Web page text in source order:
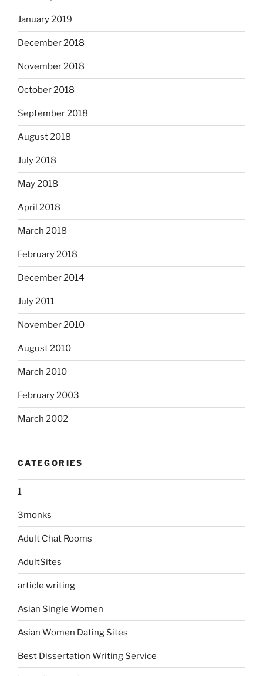
January 2019
December 2018
November 2018
October 2018
September 2018
August 2018
July 2018
May 2018
April 2018
March 2018
February 2018
December 2014
July 2011
November 2010
August 2010
March 2010
February 2003
March 2002
CATEGORIES
1
3monks
Adult Chat Rooms
AdultSites
article writing
Asian Single Women
Asian Women Dating Sites
Best Dissertation Writing Service